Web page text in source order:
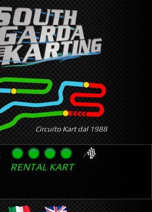
Skip
to
main
content
Circuito Kart dal 1988
RENTAL KART